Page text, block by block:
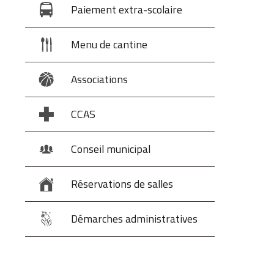
Paiement extra-scolaire
Menu de cantine
Associations
CCAS
Conseil municipal
Réservations de salles
Démarches administratives